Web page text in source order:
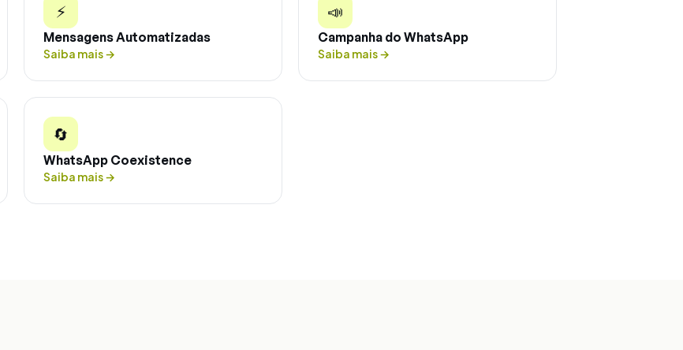
⚡
Mensagens Automatizadas
Saiba mais→
📣
Campanha do WhatsApp
Saiba mais→
🔄
WhatsApp Coexistence
Saiba mais→